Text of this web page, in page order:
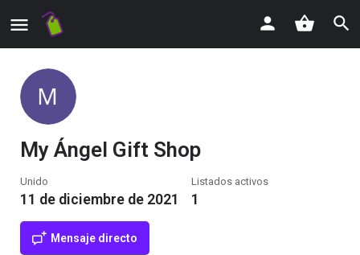
My Ángel Gift Shop
Unido
11 de diciembre de 2021
Listados activos
1
Mensaje directo